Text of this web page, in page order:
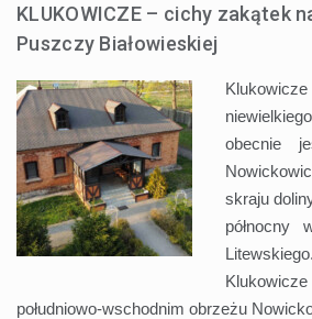
KLUKOWICZE – cichy zakątek
Puszczy Białowieskiej
obecnie
skraju
północny
południowo-wschodnim obrzeżu